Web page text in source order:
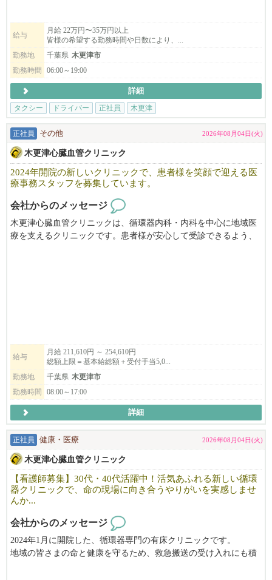
入社祝金などの給与保障制度も充実しています。
京成タクシーかずさでは、未経験者の方でも安心して働ける環境
が整っています。
働く上で、不安に思うことに「道がわからない」や「お客様の対
応がわからない」などがありますが
一人ひとりに合った研修を行っております。
【会社説明会のおしらせ】
会社説明会は木更津・袖ケ浦・館山等でも随時開催中！ ※公民
館のご都合により中止になる可能性がございます。
スケジュールはこちらからご確認いただけます。詳しくはご覧く
https://www.keiseitaxi.jp/kazusa/session_schedule/
給与
月給 22万円〜35万円以上
皆様の希望する勤務時間や日数により、...
勤務地
千葉県 木更津市
勤務時間
06:00～19:00
詳細
タクシー
ドライバー 正社員 木更津
正社員 その他 2026年08月04日(火)
木更津心臓血管クリニック
2024年開院の新しいクリニックで、患者様を笑顔で迎える医
療事務スタッフを募集しています。
会社からのメッセージ
木更津心臓血管クリニックは、循環器内科・内科を中心に地域医
療を支えるクリニックです。患者様が安心して受診できるよう、
🎯 こんな人におすすめ！
・新しくきれいなクリニックで気持ちよく働きたい方
・医療事務の経験を活かしたい方、または未経験から医療業界に
挑戦したい方
・木更津市周辺で、車通勤ができる安定した正社員求人を探して
いる方
新しい仲間とともに、地域の医療を支えるクリニックを盛り上げ
ていきませんか？
先ずは気軽にお電話ください。
TEL：0438-38-5885
給与
月給 211,610円 ～ 254,610円
総額上限＝基本給総額＋受付手当5,0...
勤務地
千葉県 木更津市
勤務時間
08:00～17:00
詳細
正社員 健康・医療 2026年08月04日(火)
木更津心臓血管クリニック
【看護師募集】30代・40代活躍中！活気あふれる新しい循環
器クリニックで、命の現場に向き合うやりがいを実感しませ
んか...
会社からのメッセージ
2024年1月に開院した、循環器専門の有床クリニックです。
地域の皆さまの命と健康を守るため、救急搬送の受け入れにも積